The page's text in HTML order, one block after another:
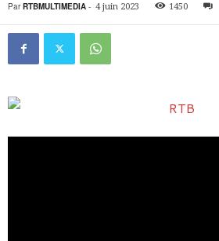
Par RTBMULTIMEDIA - 4 juin 2023 1450